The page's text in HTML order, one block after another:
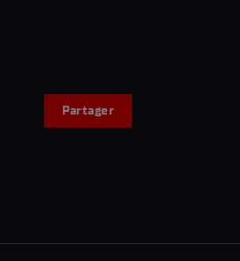
Partager